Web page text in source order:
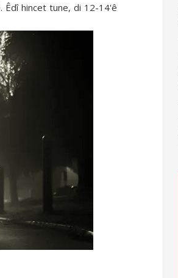
Êdî hincet tune, di 12-14'ê